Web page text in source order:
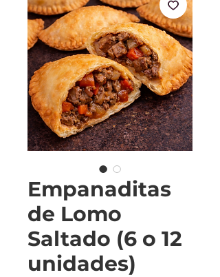
Empanaditas
de Lomo
Saltado (6 o 12
unidades)